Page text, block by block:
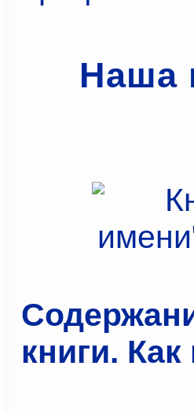
Наша
книги. Как